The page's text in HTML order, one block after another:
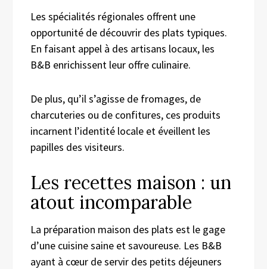
Les spécialités régionales offrent une
opportunité de découvrir des plats typiques.
En faisant appel à des artisans locaux, les
B&B enrichissent leur offre culinaire.
De plus, qu’il s’agisse de fromages, de
charcuteries ou de confitures, ces produits
incarnent l’identité locale et éveillent les
papilles des visiteurs.
Les recettes maison : un
atout incomparable
La préparation maison des plats est le gage
d’une cuisine saine et savoureuse. Les B&B
ayant à cœur de servir des petits déjeuners